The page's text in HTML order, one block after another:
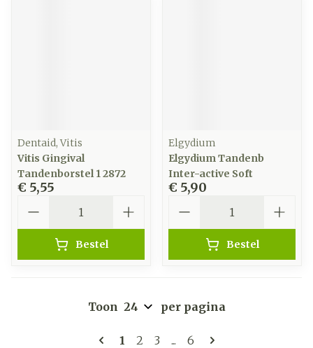
Dentaid, Vitis
Vitis Gingival
Tandenborstel 1 2872
€ 5,55
Bestel
Elgydium
Elgydium Tandenb
Inter-active Soft
€ 5,90
Bestel
Pagina's
U lees momenteel pagina
1 Pagina
2 Pagina
3 ... Pagina
6
Toon per pagina